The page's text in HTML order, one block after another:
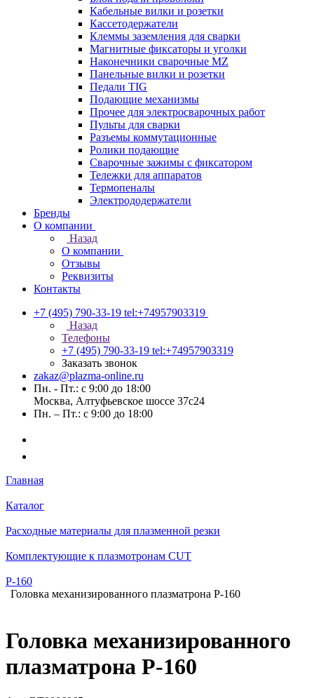
Кабельные вилки и розетки
Кассетодержатели
Клеммы заземления для сварки
Магнитные фиксаторы и уголки
Наконечники сварочные MZ
Панельные вилки и розетки
Педали TIG
Подающие механизмы
Прочее для электросварочных работ
Пульты для сварки
Разъемы коммутационные
Ролики подающие
Сварочные зажимы с фиксатором
Тележки для аппаратов
Термопеналы
Электрододержатели
Бренды
О компании
Назад
О компании
Отзывы
Реквизиты
Контакты
+7 (495) 790-33-19 tel:+74957903319
Назад
Телефоны
+7 (495) 790-33-19 tel:+74957903319
Заказать звонок
zakaz@plazma-online.ru
Пн. - Пт.: с 9:00 до 18:00
Москва, Алтуфьевское шоссе 37с24
Пн. – Пт.: с 9:00 до 18:00
Главная
Каталог
Расходные материалы для плазменной резки
Комплектующие к плазмотронам CUT
Р-160
Головка механизированного плазматрона P-160
Головка механизированного
плазматрона P-160